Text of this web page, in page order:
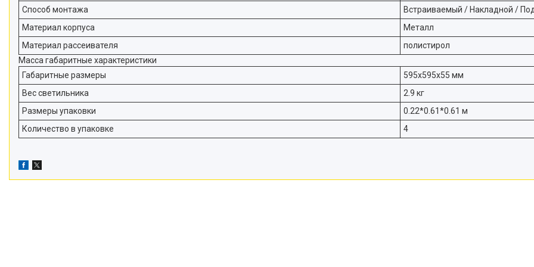
Способ монтажа
Встраиваемый / Накладной /
Материал корпуса
Металл
Материал рассеивателя
полистирол
Масса габаритные характеристики
Габаритные размеры
595х595х55 мм
Вес светильника
2.9 кг
Размеры упаковки
0.22*0.61*0.61 м
Количество в упаковке
4